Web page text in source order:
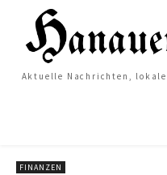
Aktuelle Nachrichten,
FINANZEN